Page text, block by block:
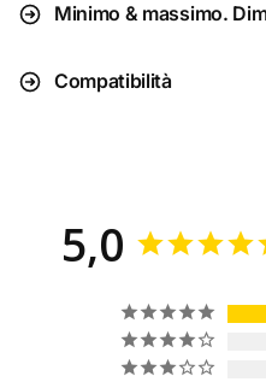
Minimo & massimo.
Compatibilità
5,0